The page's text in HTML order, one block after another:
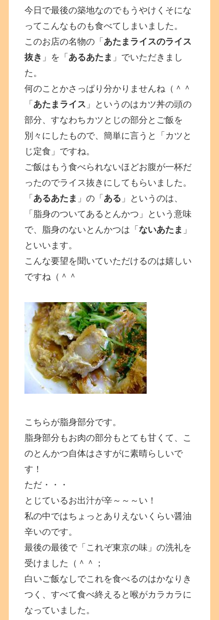
今日で最後の築地なのでもうやけくそにな
ってこんなものも食べてしまいました。
このお店の名物の「 あたまライスのライス
抜き 」を「 あるあたま 」でいただきまし
た。
何のことかさっぱり分かりませんね（＾＾
「 あたまライス 」というのはカツ丼の頭の
部分、すなわちカツとじの部分とご飯を
別々にしたもので、簡単に言うと「カツと
じ定食」ですね。
ご飯はもう食べられないほどお腹が一杯だ
ったのでライス抜きにしてもらいました。
「 あるあたま 」の「 ある 」というのは、
「脂身のついてあるとんかつ」という意味
で、脂身のないとんかつは「ないあたま 」
といいます。
こんな要望を聞いていただけるのは嬉しい
ですね（＾＾
こちらが脂身部分です。
脂身部分もお肉の部分もとても甘くて、こ
のとんかつ自体はさすがに素晴らしいで
す！
ただ・・・
とじているお出汁が辛～～～い！
私の中ではちょっとありえないくらい醤油
辛いのです。
最後の最後で「これぞ東京の味」の洗礼を
受けました（＾＾；
白いご飯なしでこれを食べるのはかなりき
つく、すべて食べ終えると喉がカラカラに
なっていました。